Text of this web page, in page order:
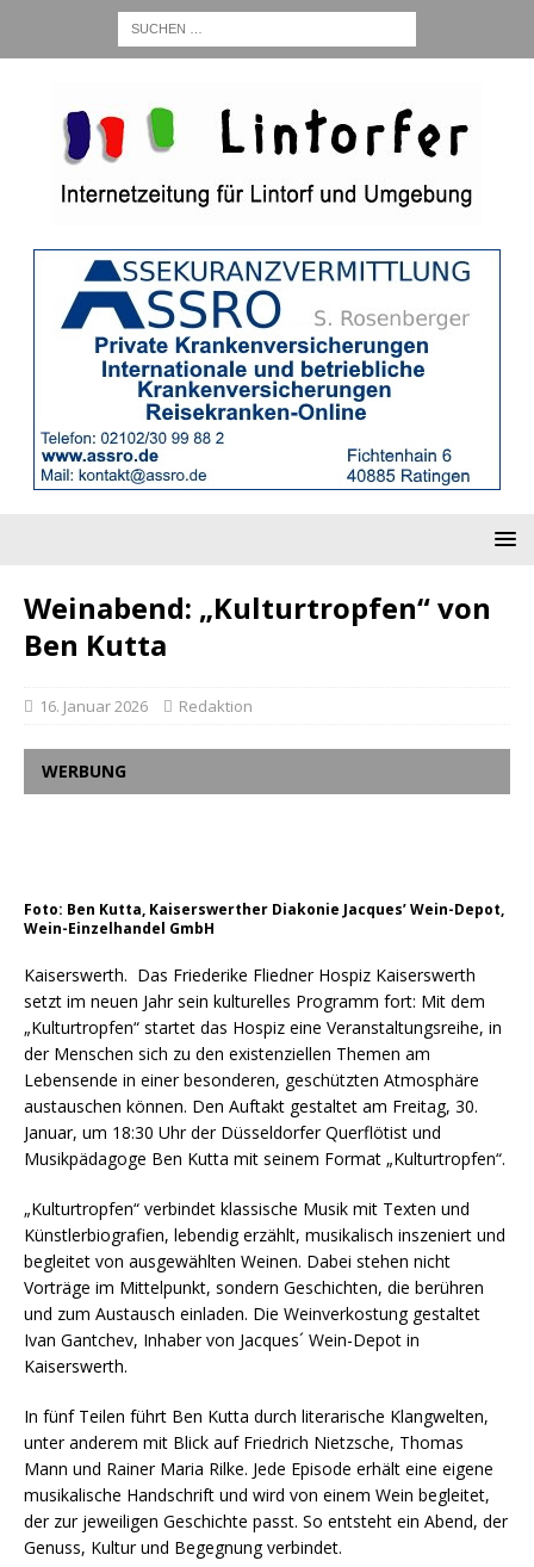
Weinabend: „Kulturtropfen“ von
Ben Kutta
16. Januar 2026 Redaktion
WERBUNG
Foto: Ben Kutta, Kaiserswerther Diakonie Jacques’ Wein-Depot,
Wein-Einzelhandel GmbH
Kaiserswerth. Das Friederike Fliedner Hospiz Kaiserswerth
setzt im neuen Jahr sein kulturelles Programm fort: Mit dem
„Kulturtropfen“ startet das Hospiz eine Veranstaltungsreihe, in
der Menschen sich zu den existenziellen Themen am
Lebensende in einer besonderen, geschützten Atmosphäre
austauschen können. Den Auftakt gestaltet am Freitag, 30.
Januar, um 18:30 Uhr der Düsseldorfer Querflötist und
Musikpädagoge Ben Kutta mit seinem Format „Kulturtropfen“.
„Kulturtropfen“ verbindet klassische Musik mit Texten und
Künstlerbiografien, lebendig erzählt, musikalisch inszeniert und
begleitet von ausgewählten Weinen. Dabei stehen nicht
Vorträge im Mittelpunkt, sondern Geschichten, die berühren
und zum Austausch einladen. Die Weinverkostung gestaltet
Ivan Gantchev, Inhaber von Jacques´ Wein-Depot in
Kaiserswerth.
In fünf Teilen führt Ben Kutta durch literarische Klangwelten,
unter anderem mit Blick auf Friedrich Nietzsche, Thomas
Mann und Rainer Maria Rilke. Jede Episode erhält eine eigene
musikalische Handschrift und wird von einem Wein begleitet,
der zur jeweiligen Geschichte passt. So entsteht ein Abend, der
Genuss, Kultur und Begegnung verbindet.